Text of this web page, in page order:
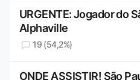
URGENTE: Jogador do
Alphaville
19 (54,2%)
ONDE ASSISTIR! São